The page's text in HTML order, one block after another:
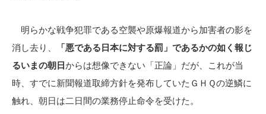
明らかな戦争犯罪である空襲や原爆報道から加害者の影を
消し去り、
「悪である日本に対する罰」であるかの如く報じ
るいまの朝日からは想像できない「正論」だが、これが当
時、すでに新聞報道取締方針を発布していたＧＨＱの逆鱗に
触れ、朝日は二日間の業務停止命令を受けた。